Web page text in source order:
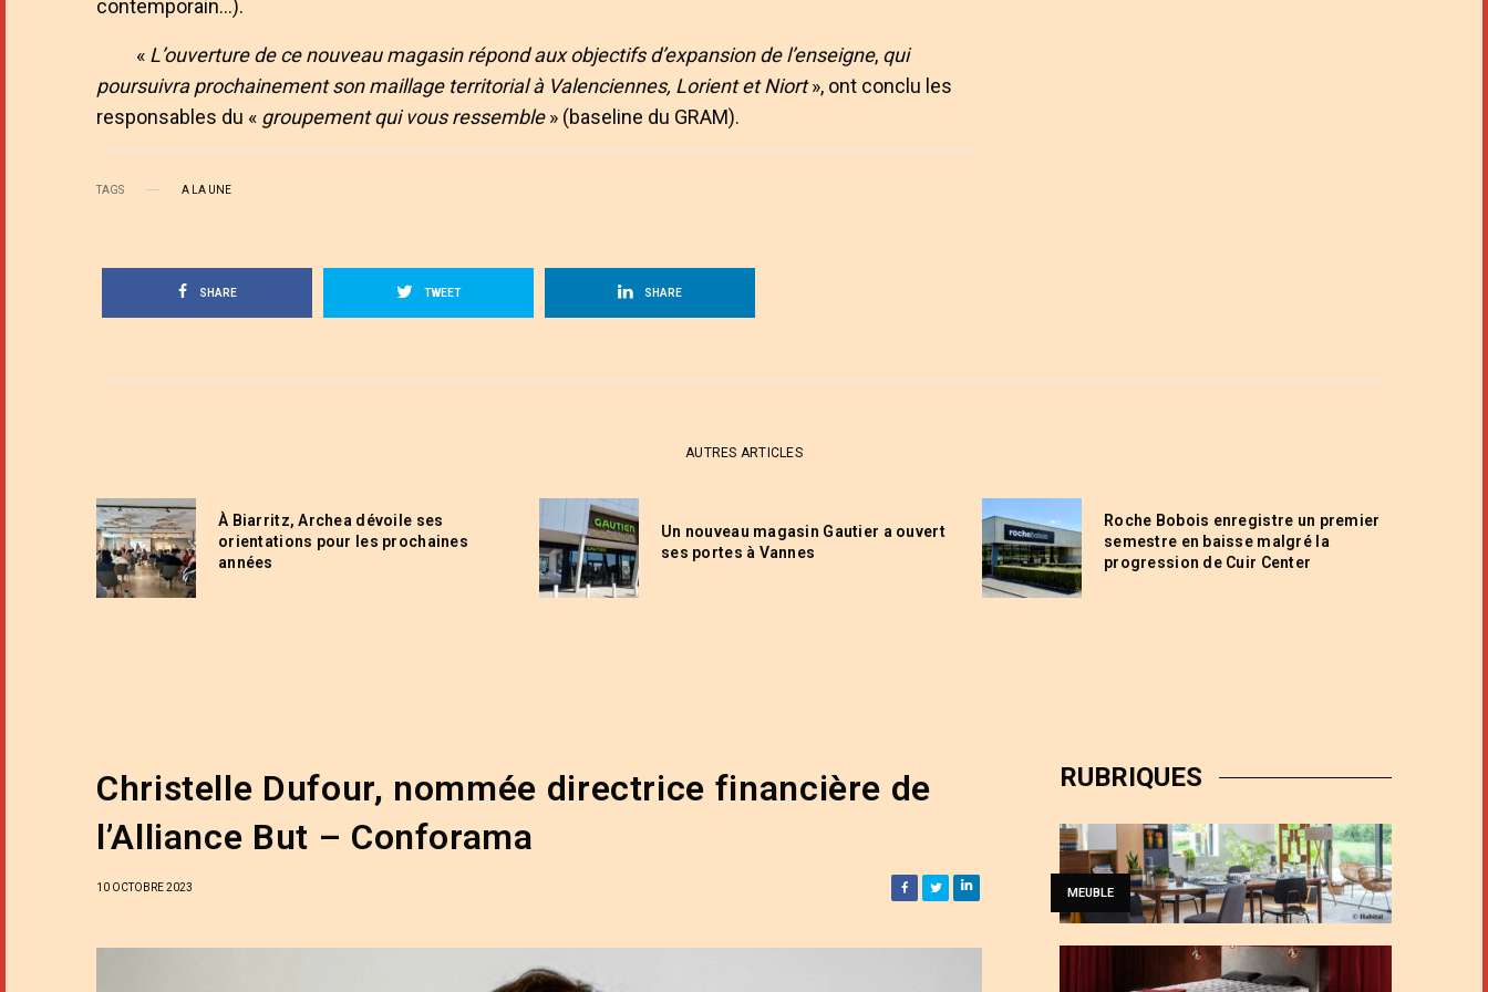
contemporain…).
« L’ouverture de ce nouveau magasin répond aux objectifs d’expansion de l’enseigne, qui
poursuivra prochainement son maillage territorial à Valenciennes, Lorient et Niort», ont conclu les
responsables du « groupement qui vous ressemble» (baseline du GRAM).
TAGS A LA UNE
SHARE TWEET SHARE
AUTRES ARTICLES
À Biarritz, Archea dévoile ses
orientations pour les prochaines
années
Un nouveau magasin Gautier a ouvert
ses portes à Vannes
Roche Bobois enregistre un premier
semestre en baisse malgré la
progression de Cuir Center
Christelle Dufour, nommée directrice financière de
l’Alliance But – Conforama
10 OCTOBRE 2023
RUBRIQUES
MEUBLE